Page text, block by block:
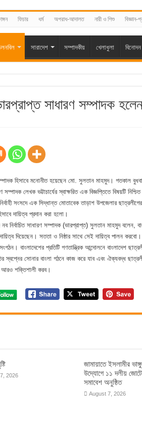
ফিচার ধর্ম অপরাধ-আদালত নারী ও শিশু বিজ্ঞান-
সারাদেশ সম্পাদকীয় খেলাধুলা বিনোদন
সাধারণ সম্পাদক
হিসাবে মনোনীত হয়েছেন মো. সুলতান মাহমুদ। গতকাল
লেখক ভট্টাচার্যের স্বাক্ষরিত এক বিজ্ঞপ্তিতে বিষয়টি
সংসদে এক সিদ্ধান্ত মোতাবেক তাড়াশ উপজেলার
দায়িত্ব প্রদান করা হলো।
নির্বাচিত সাধারণ সম্পাদক (ভারপ্রাপ্ত) সুলতান মাহমুদ বলেন,
দিয়েছেন। সততা ও নিষ্ঠার সাথে সেই দায়িত্ব পালন
বাংলাদেশের প্রতিটি গণতান্ত্রিক আন্দোলনে বাংলাদেশ
স্বপ্নের সোনার বাংলা গঠনে কাজ করে যাব এবং ঐক্যবদ্ধ
আরও শক্তিশালী করব।
2026
জামায়াতে ইসলামীর
উদ্যোগে ১১ দলীয়
সমাবেশ অনুষ্ঠিত
August 7, 2026